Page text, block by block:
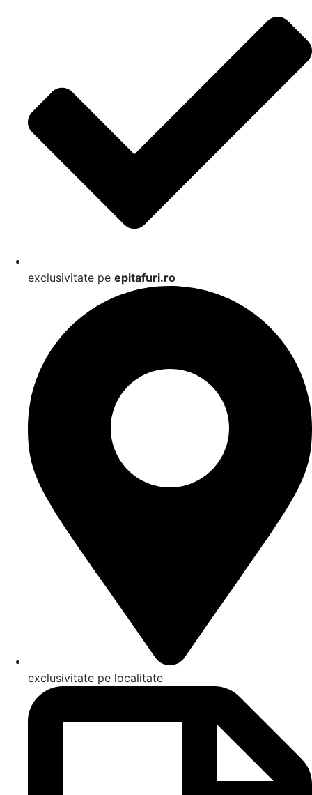
exclusivitate pe epitafuri.ro
exclusivitate pe localitate